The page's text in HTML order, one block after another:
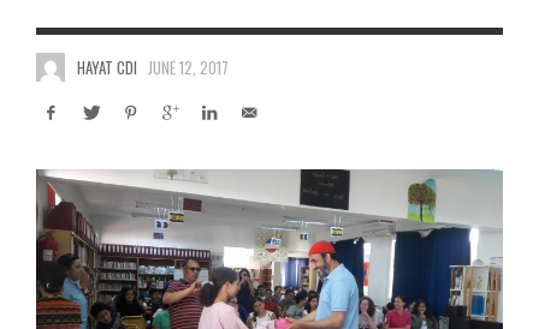
HAYAT CDI JUNE 12, 2017